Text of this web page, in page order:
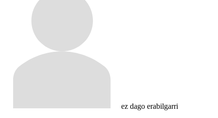
ez dago erabilgarri